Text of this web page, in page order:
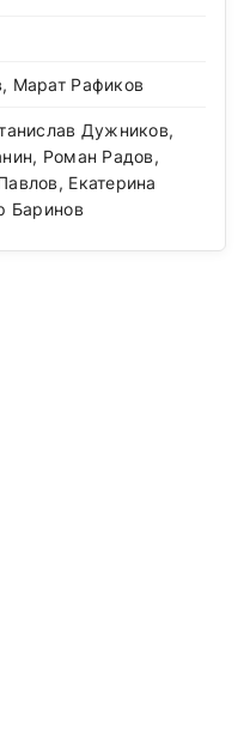
Марат Рафиков
Дужников,
Роман Радов,
Екатерина
Баринов